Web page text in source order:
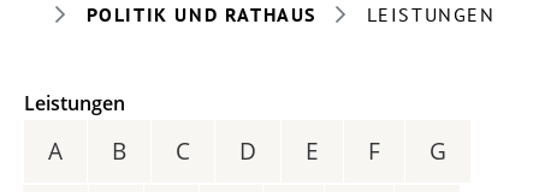
POLITIK UND RATHAUS
LEISTUNGEN
Leistungen
A B C D E F G